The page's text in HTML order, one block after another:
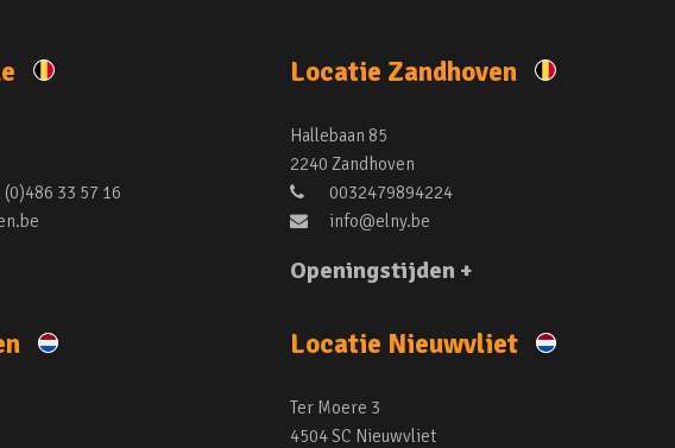
33 57 16
Locatie Zandhoven
Hallebaan 85
2240 Zandhoven
0032479894224
info@elny.be
Openingstijden +
Locatie Nieuwvliet
Ter Moere 3
4504 SC Nieuwvliet